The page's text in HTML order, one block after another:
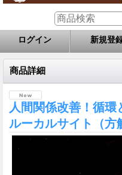
ログイン 新規登
商品詳細
人間関係改善！循
ルーカルサイト（方